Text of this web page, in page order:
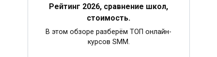
Рейтинг 2026, сравнение школ,
стоимость.
В этом обзоре разберём ТОП онлайн-
курсов SMM.